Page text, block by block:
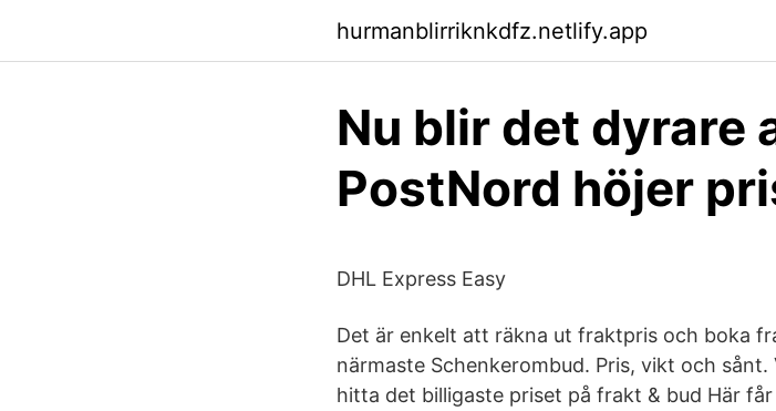
hurmanblirriknkdfz.netlify.app
Nu blir det dyrare
PostNord höjer
DHL Express Easy
Det är enkelt att räkna ut fraktpris och boka
närmaste Schenkerombud. Pris, vikt och
hitta det billigaste priset på frakt & bud Här